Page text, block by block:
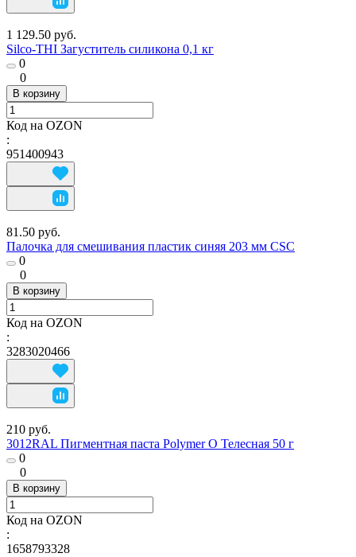
1 129.50 руб.
Silco-THI Загуститель силикона 0,1 кг
0
0
В корзину
Код на OZON
:
951400943
81.50 руб.
Палочка для смешивания пластик синяя 203 мм CSC
0
0
В корзину
Код на OZON
:
3283020466
210 руб.
3012RAL Пигментная паста Polymer O Телесная 50 г
0
0
В корзину
Код на OZON
:
1658793328